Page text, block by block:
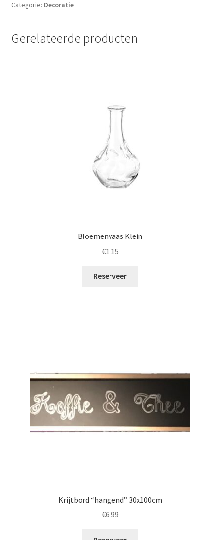
Categorie: Decoratie
Gerelateerde producten
Bloemenvaas Klein
€1.15
Reserveer
Krijtbord “hangend” 30x100cm
€6.99